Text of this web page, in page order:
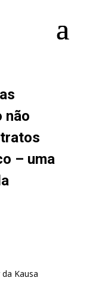
não
– uma
Kausa